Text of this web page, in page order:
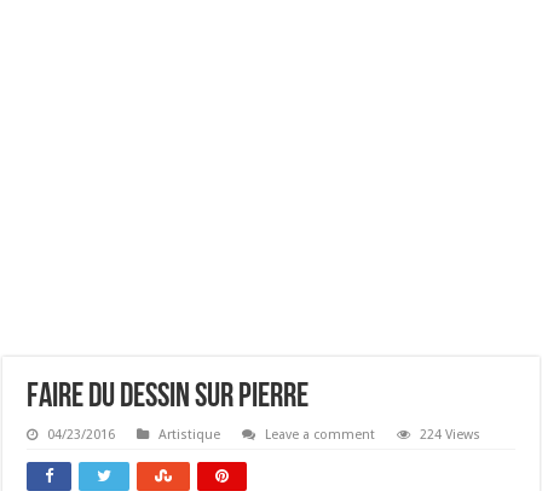
Faire Du Dessin Sur Pierre
04/23/2016 Artistique Leave a comment 224 Views